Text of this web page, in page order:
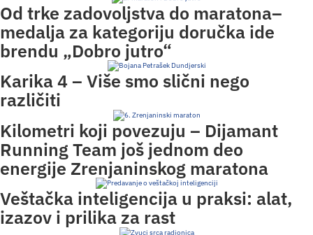
Od trke zadovoljstva do maratona–
medalja za kategoriju doručka ide
brendu „Dobro jutro“
Karika 4 – Više smo slični nego
različiti
Kilometri koji povezuju – Dijamant
Running Team još jednom deo
energije Zrenjaninskog maratona
Veštačka inteligencija u praksi: alat,
izazov i prilika za rast